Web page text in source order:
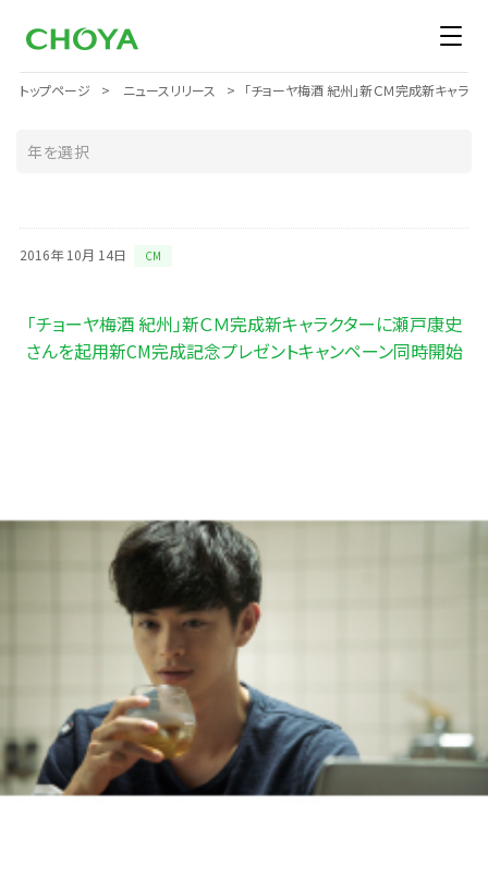
トップページ ニュースリリース 「チョーヤ梅酒 紀州」新ＣＭ完成新キャラ
2016年 10月 14日 CM
「チョーヤ梅酒 紀州」新ＣＭ完成新キャラクターに瀬戸康史
さんを起用新CM完成記念プレゼントキャンペーン同時開始